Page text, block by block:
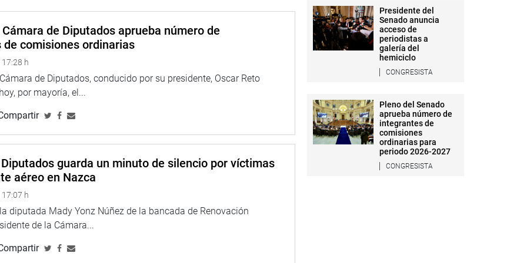
los varones en el aspecto psicológico a través del
a los varones para prevenir violencia en la familia apenas
la familia
en las instituciones públicas para personas con
ha solicitado la información correspondiente en 68
en el control de accesibilidad y cumplimiento de esa
el trabajo del Servicio de Atención Urgente que funciona
multidisciplinario de profesionales para atender casos de
(FP) fue elegida por unánime como vicepresidenta de este
de Diputados aprueba número de
comisiones ordinarias
h
de Diputados, conducido por su presidente, Oscar Reto
por mayoría, el...
guarda un minuto de silencio por víctimas
aéreo en Nazca
h
diputada Mady Yonz Núñez de la bancada de Renovación
de la Cámara...
Presidente del
Senado anuncia
acceso de
periodistas a
galería del
hemiciclo
CONGRESISTA
Pleno del Senado
aprueba número de
integrantes de
comisiones
ordinarias para
periodo 2026-2027
CONGRESISTA